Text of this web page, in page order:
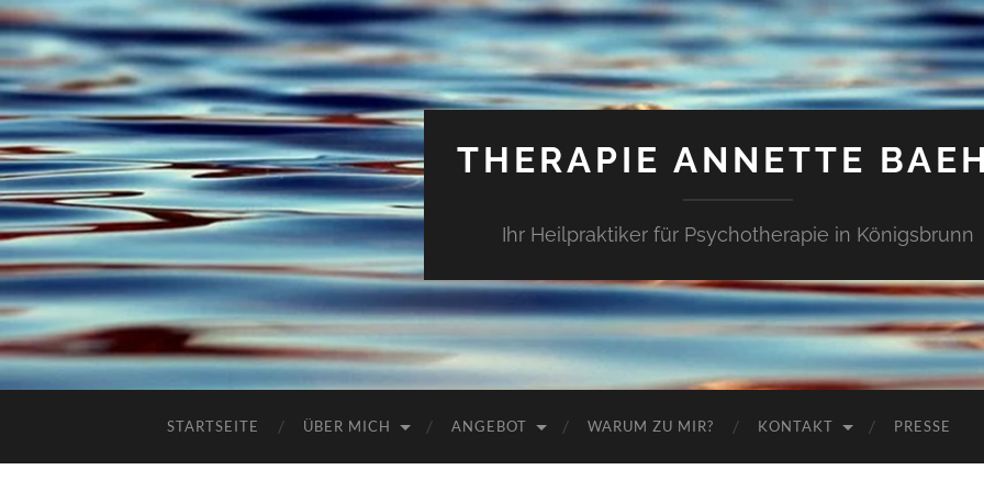
THERAPIE ANNETTE
Ihr Heilpraktiker für Psychotherapie in Königsbrunn
STARTSEITE ÜBER MICH ANGEBOT WARUM ZU MIR? KONTAKT PRESSE